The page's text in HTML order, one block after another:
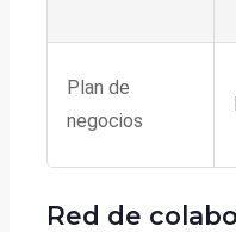
Plan de
negocios
Red de